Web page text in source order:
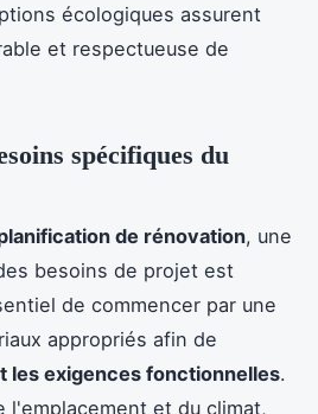
écologiques assurent
et respectueuse de
spécifiques du
de rénovation, une
besoins de projet est
de commencer par une
appropriés afin de
les exigences fonctionnelles.
l'emplacement et du climat,